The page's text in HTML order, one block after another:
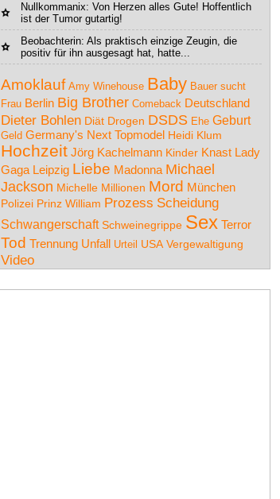
Nullkommanix: Von Herzen alles Gute! Hoffentlich
ist der Tumor gutartig!
Beobachterin: Als praktisch einzige Zeugin, die
positiv für ihn ausgesagt hat, hatte...
Amoklauf Amy Winehouse Baby Bauer sucht
Frau Berlin Big Brother Comeback Deutschland
Dieter Bohlen Diät Drogen DSDS Ehe Geburt
Geld Germany's Next Topmodel Heidi Klum
Hochzeit Jörg Kachelmann Kinder Knast Lady
Gaga Leipzig Liebe Madonna Michael
Jackson Michelle Millionen Mord München
Polizei Prinz William Prozess Scheidung
Schwangerschaft Schweinegrippe Sex Terror
Tod Trennung Unfall Urteil USA Vergewaltigung
Video